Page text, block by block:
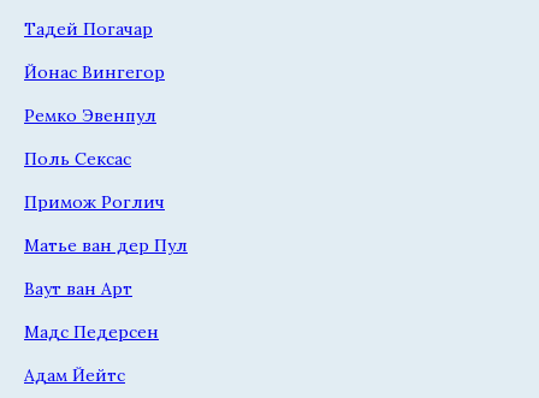
Тадей Погачар
Йонас Вингегор
Ремко Эвенпул
Поль Сексас
Примож Роглич
Матье ван дер Пул
Ваут ван Арт
Мадс Педерсен
Адам Йейтс